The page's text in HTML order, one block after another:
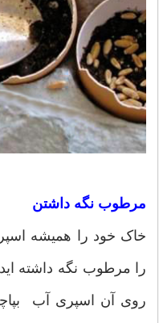
مرطوب نگه داشتن
خاک خود را همیشه
را مرطوب نگه داشته اید